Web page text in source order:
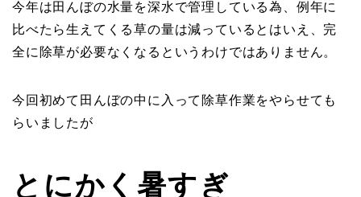
今年は田んぼの水量を深水で管理している為、例年に
比べたら生えてくる草の量は減っているとはいえ、完
全に除草が必要なくなるというわけではありません。
今回初めて田んぼの中に入って除草作業をやらせても
らいましたが
とにかく暑すぎ